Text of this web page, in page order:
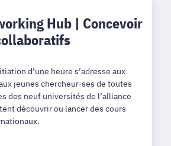
Hub | Concevoir
d’une heure s’adresse aux
jeunes chercheur·ses de toutes
des neuf universités de l’alliance
découvrir ou lancer des cours